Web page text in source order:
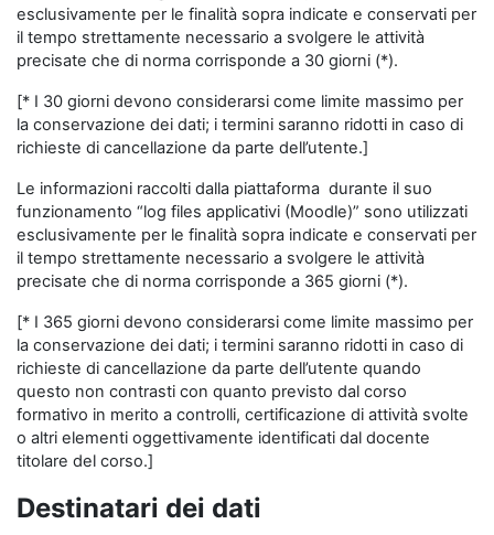
esclusivamente per le finalità sopra indicate e conservati per
il tempo strettamente necessario a svolgere le attività
precisate che di norma corrisponde a 30 giorni (*).
[* I 30 giorni devono considerarsi come limite massimo per
la conservazione dei dati; i termini saranno ridotti in caso di
richieste di cancellazione da parte dell’utente.]
Le informazioni raccolti dalla piattaforma durante il suo
funzionamento “log files applicativi (Moodle)” sono utilizzati
esclusivamente per le finalità sopra indicate e conservati per
il tempo strettamente necessario a svolgere le attività
precisate che di norma corrisponde a 365 giorni (*).
[* I 365 giorni devono considerarsi come limite massimo per
la conservazione dei dati; i termini saranno ridotti in caso di
richieste di cancellazione da parte dell’utente quando
questo non contrasti con quanto previsto dal corso
formativo in merito a controlli, certificazione di attività svolte
o altri elementi oggettivamente identificati dal docente
titolare del corso.]
Destinatari dei dati